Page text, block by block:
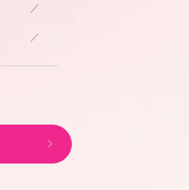
／
／